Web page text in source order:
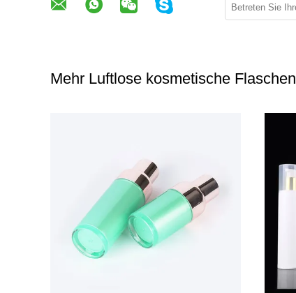
Mehr Luftlose kosmetische Flaschen